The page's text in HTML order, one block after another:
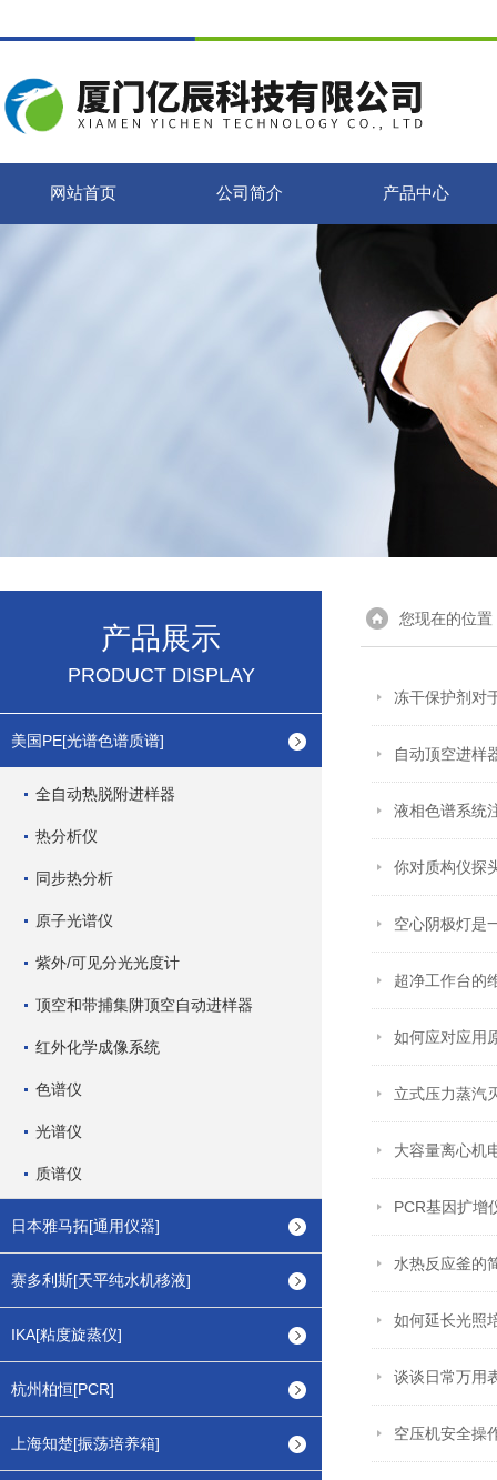
网站首页 公司简介 产品中心
产品展示
PRODUCT DISPLAY
美国PE[光谱色谱质谱]
全自动热脱附进样器
热分析仪
同步热分析
原子光谱仪
紫外/可见分光光度计
顶空和带捕集阱顶空自动进样器
红外化学成像系统
色谱仪
光谱仪
质谱仪
日本雅马拓[通用仪器]
赛多利斯[天平纯水机移液]
IKA[粘度旋蒸仪]
杭州柏恒[PCR]
上海知楚[振荡培养箱]
您现在的位置
冻干保护剂对
自动顶空进样
液相色谱系统
你对质构仪探
空心阴极灯是
超净工作台的
如何应对应用
立式压力蒸汽
大容量离心机
PCR基因扩增
水热反应釜的
如何延长光照
谈谈日常万用
空压机安全操